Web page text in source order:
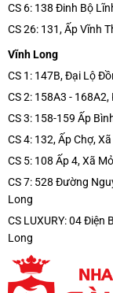
CS 6: 138 Đinh Bộ
CS 26: 131, Ấp Vĩnh
Vĩnh Long
CS 1: 147B, Đại Lộ
CS 2: 158A3 -
CS 3: 158-159 Ấp
CS 4: 132, Ấp Chợ,
CS 5: 108 Ấp 4, Xã
CS 7: 528 Đường
Long
CS LUXURY: 04 Điện
Long